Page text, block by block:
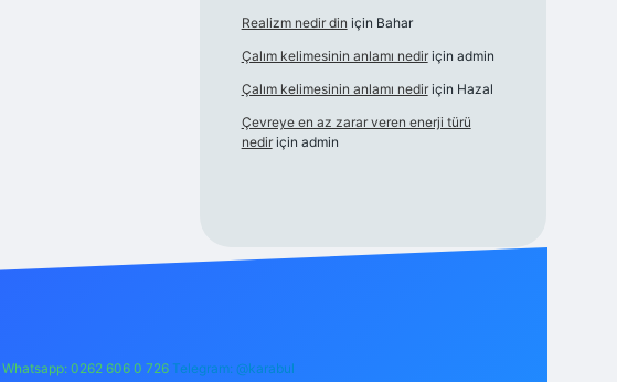
Realizm nedir din için Bahar
Çalım kelimesinin anlamı nediriçin admin
Çalım kelimesinin anlamı nediriçin Hazal
Çevreye en az zarar veren enerji türü
nediriçin admin
Whatsapp: 0262 606 0 726 Telegram: @karabul